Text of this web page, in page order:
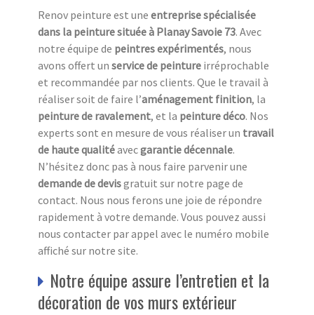
Renov peinture est une entreprise spécialisée
dans la peinture située à Planay Savoie 73. Avec
notre équipe de peintres expérimentés, nous
avons offert un service de peinture irréprochable
et recommandée par nos clients. Que le travail à
réaliser soit de faire l’aménagement finition, la
peinture de ravalement, et la peinture déco. Nos
experts sont en mesure de vous réaliser un travail
de haute qualitéavecgarantie décennale.
N’hésitez donc pas à nous faire parvenir une
demande de devisgratuit sur notre page de
contact. Nous nous ferons une joie de répondre
rapidement à votre demande. Vous pouvez aussi
nous contacter par appel avec le numéro mobile
affiché sur notre site.
Notre équipe assure l’entretien et la
décoration de vos murs extérieur